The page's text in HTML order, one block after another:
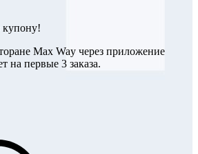
купону!
Max Way через приложение
на первые 3 заказа.